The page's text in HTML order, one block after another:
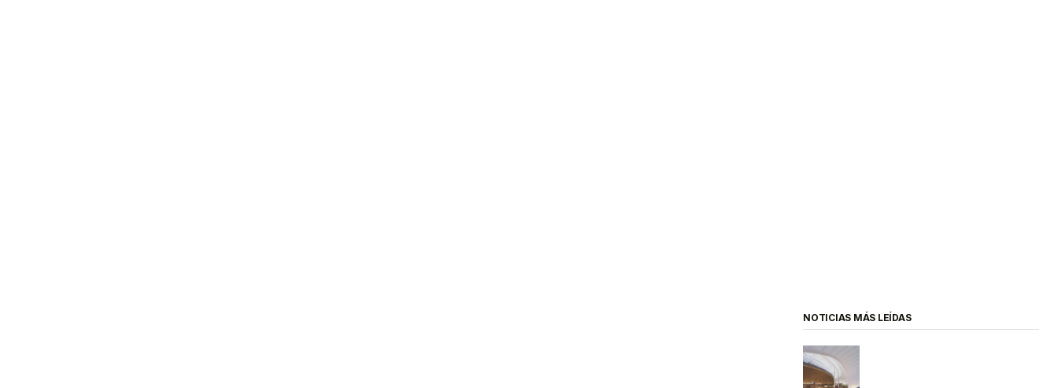
NOTICIAS MÁS LEÍDAS